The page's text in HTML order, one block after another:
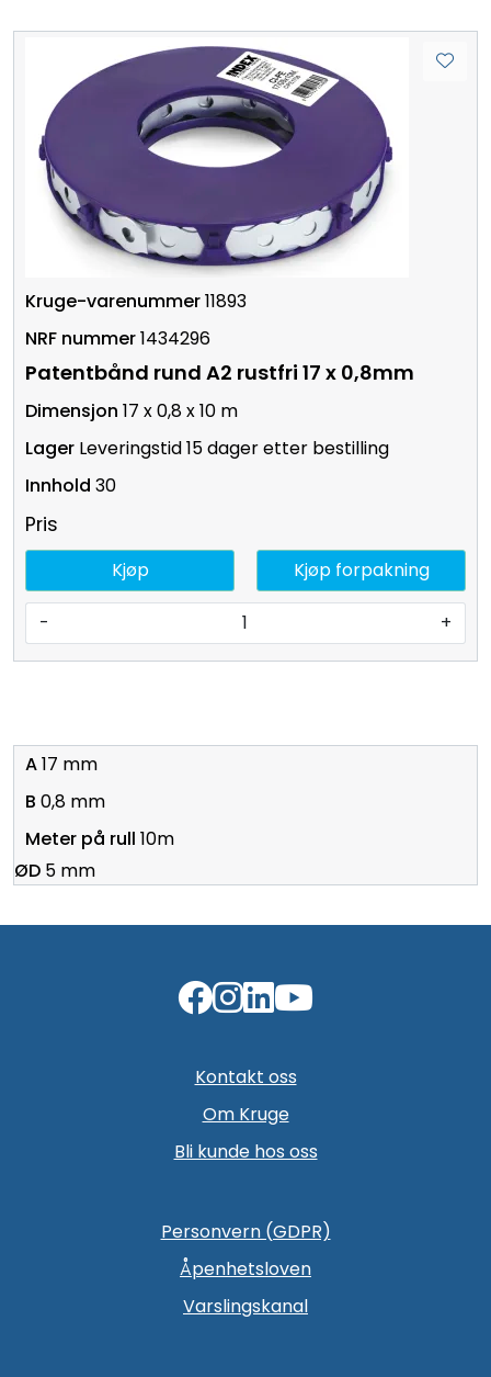
11893
1434296
Patentbånd rund A2 rustfri 17 x 0,8mm
17 x 0,8 x 10 m
Leveringstid 15 dager etter bestilling
30
Pris
- +
Kjøp Kjøp forpakning
17 mm
0,8 mm
10m
5 mm
Kontakt oss
Om Kruge
Bli kunde hos oss
Personvern (GDPR)
Åpenhetsloven
Varslingskanal